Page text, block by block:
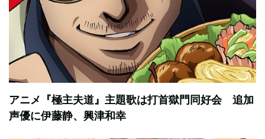
アニメ『極主夫道』主題歌は打首獄門同好会 追加
声優に伊藤静、興津和幸